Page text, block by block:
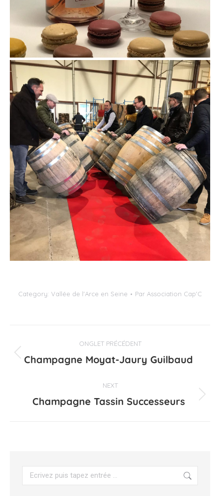
Category: Vallée de l'Arce en Seine Par Association Cap'C
de
commentaire
ONGLET PRÉCÉDENT
Onglet
Champagne Moyat-Jaury Guilbaud
NEXT
Projets
Champagne Tassin Successeurs
Search: